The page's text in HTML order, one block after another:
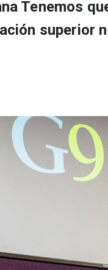
Tenemos
superior